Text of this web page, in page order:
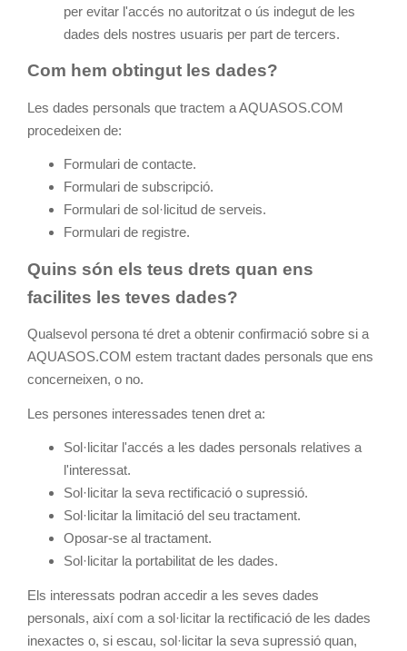
per evitar l'accés no autoritzat o ús indegut de les
dades dels nostres usuaris per part de tercers.
Com hem obtingut les dades?
Les dades personals que tractem a AQUASOS.COM
procedeixen de:
Formulari de contacte.
Formulari de subscripció.
Formulari de sol·licitud de serveis.
Formulari de registre.
Quins són els teus drets quan ens
facilites les teves dades?
Qualsevol persona té dret a obtenir confirmació sobre si a
AQUASOS.COM estem tractant dades personals que ens
concerneixen, o no.
Les persones interessades tenen dret a:
Sol·licitar l'accés a les dades personals relatives a
l'interessat.
Sol·licitar la seva rectificació o supressió.
Sol·licitar la limitació del seu tractament.
Oposar-se al tractament.
Sol·licitar la portabilitat de les dades.
Els interessats podran accedir a les seves dades
personals, així com a sol·licitar la rectificació de les dades
inexactes o, si escau, sol·licitar la seva supressió quan,